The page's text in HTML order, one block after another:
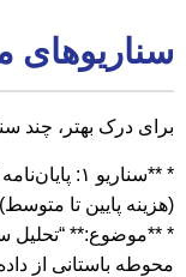
سناریوهای
برای درک بهتر، چند
* **سناریو
(هزینه پایین تا
* **موضوع:**
محوطه باستانی از